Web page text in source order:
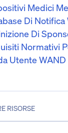
Medici
Di Notifica
Di
Normativi
Utente WAND
RISORSE